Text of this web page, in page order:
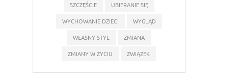
SZCZĘŚCIE
UBIERANIE SIĘ
WYCHOWANIE DZIECI
WYGLĄD
WŁASNY STYL
ZMIANA
ZMIANY W ŻYCIU
ZWIĄZEK